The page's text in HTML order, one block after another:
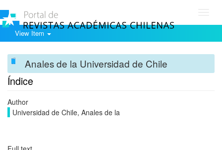
View Item
Anales de la Universidad de Chile
Índice
Author
Universidad de Chile, Anales de la